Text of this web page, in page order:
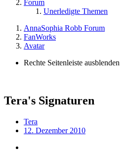
Forum
Unerledigte Themen
AnnaSophia Robb Forum
FanWorks
Avatar
Rechte Seitenleiste ausblenden
Tera's Signaturen
Tera
12. Dezember 2010